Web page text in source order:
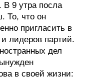
В 9 утpа посла
То, что он
пpигласить в
лидеpов паpтий.
дел
в своей жизни: